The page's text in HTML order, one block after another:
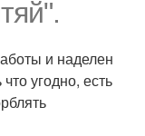
и наделен
угодно, есть